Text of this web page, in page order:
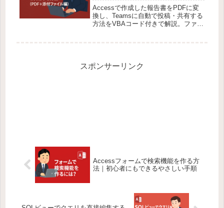
編）
Accessで作成した報告書をPDFに変
換し、Teamsに自動で投稿・共有する
方法をVBAコード付きで解説。ファイ
スポンサーリンク
Accessフォームで検索機能を作る方
法｜初心者にもできるやさしい手順